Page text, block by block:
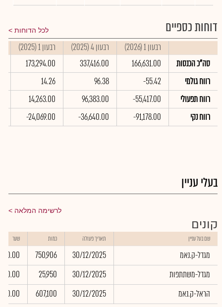
דוחות כספיים לכל הדוחות
רבעון 1 (2026) רבעון 4 (2025) רבעון 1 (2025)
סה"כ הכנסות
166,631.00
337,416.00
173,294.00
רווח גולמי
-55.42
96.38
14.26
רווח תפעולי
-55,417.00
96,383.00
14,263.00
רווח נקי
-91,178.00
-36,640.00
-24,069.00
בעלי עניין
לרשימה המלאה
קונים
שם בעל עניין תאריך פעולה כמות שער
מגדל-ק.נאמ 30/12/2025
750,906
0.00
מגדל-משתתפות
30/12/2025
25,950
0.00
הראל-ק.נאמ
30/12/2025
607,100
0.00